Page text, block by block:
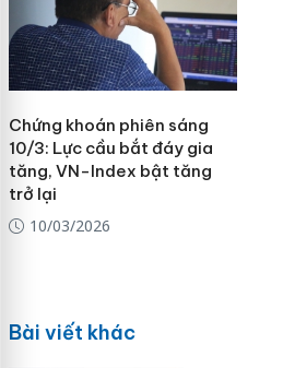
Chứng khoán phiên sáng
10/3: Lực cầu bắt đáy gia
tăng, VN-Index bật tăng
trở lại
10/03/2026
Bài viết khác